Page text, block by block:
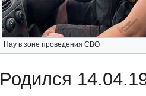
Нау в зоне проведения СВО
Родился